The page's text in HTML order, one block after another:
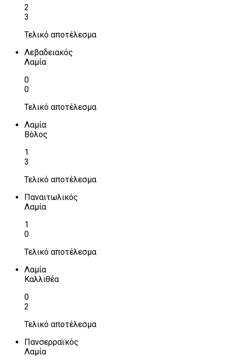
2
3
Τελικό αποτέλεσμα
Λεβαδειακός
Λαμία
0
0
Τελικό αποτέλεσμα
Λαμία
Βόλος
1
3
Τελικό αποτέλεσμα
Παναιτωλικός
Λαμία
1
0
Τελικό αποτέλεσμα
Λαμία
Καλλιθέα
0
2
Τελικό αποτέλεσμα
Πανσερραϊκός
Λαμία